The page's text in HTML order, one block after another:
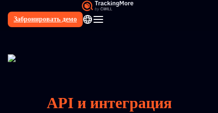
Забронировать демо
RU
API и интеграция